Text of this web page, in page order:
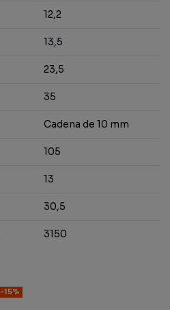
12,2
13,5
23,5
35
Cadena de 10 mm
105
13
30,5
3150
-15%